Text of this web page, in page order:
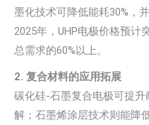
墨化技术可降低能耗30%，
2025年，UHP电极价格预计
总需求的60%以上。
2. 复合材料的应用拓展
碳化硅-石墨复合电极可提
解；石墨烯涂层技术则能降